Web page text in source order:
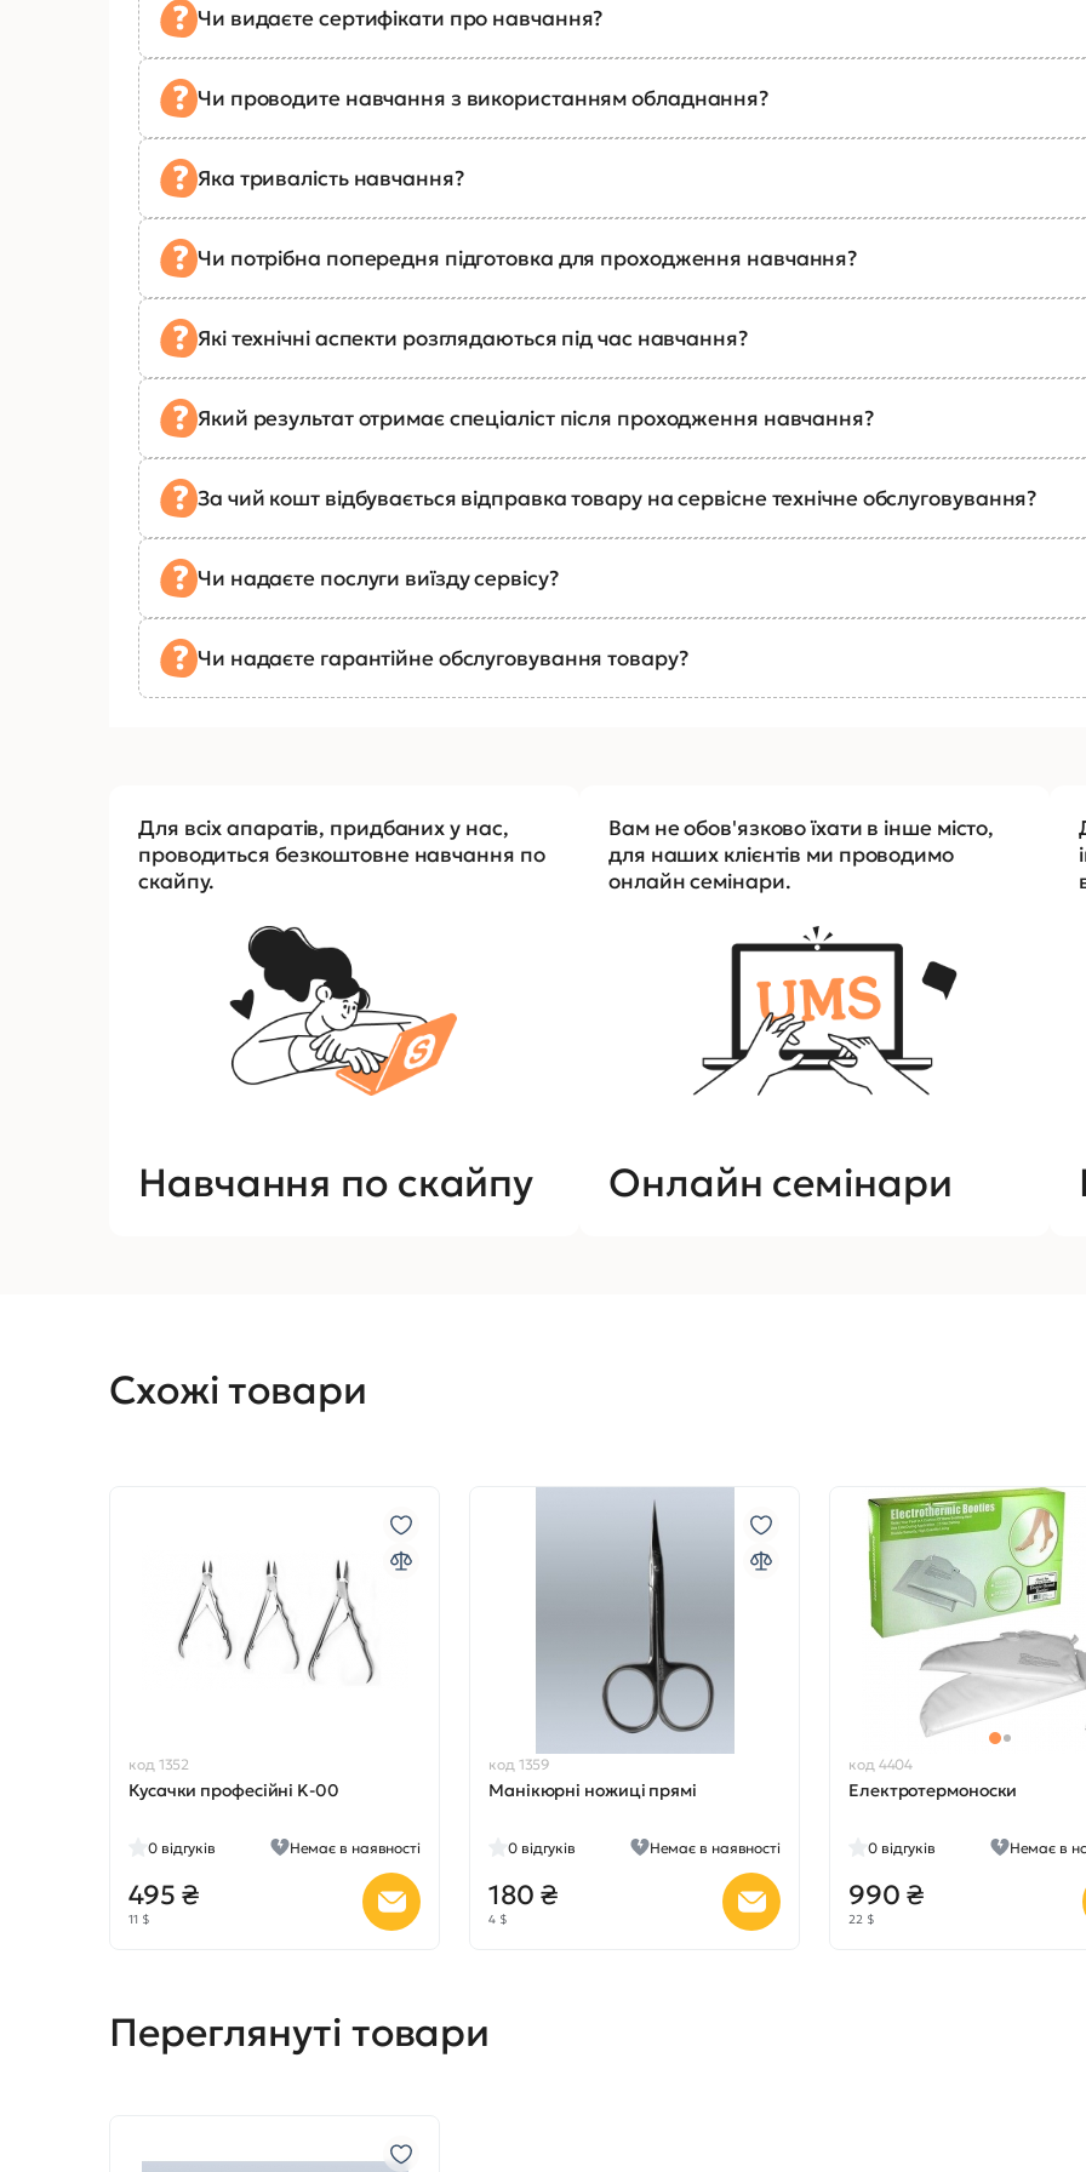
Чи видаєте сертифікати про навчання?
Чи проводите навчання з використанням обладнання?
Яка тривалість навчання?
Чи потрібна попередня підготовка для проходження навчання?
Які технічні аспекти розглядаються під час навчання?
Який результат отримає спеціаліст після проходження навчання?
За чий кошт відбувається відправка товару на сервісне технічне обслуговування?
Чи надаєте послуги виїзду сервісу?
Чи надаєте гарантійне обслуговування товару?
Для всіх апаратів, придбаних у нас,
проводиться безкоштовне навчання по
скайпу.
Навчання по скайпу
Вам не обов'язково їхати в інше місто,
для наших клієнтів ми проводимо
онлайн семінари.
Онлайн семінари
Схожі товари
код 1352
Кусачки професійні K-00
0 відгуків Немає в наявності
495 ₴
11 $
код 1359
Манікюрні ножиці прямі
0 відгуків Немає в наявності
180 ₴
4 $
код 4404
Електротермоноски
0 відгуків Немає в
990 ₴
22 $
Переглянуті товари